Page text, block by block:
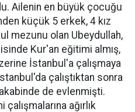
Ailenin en büyük çocuğu
küçük 5 erkek, 4 kız
mezunu olan Ubeydullah,
Kur'an eğitimi almış,
İstanbul'a çalışmaya
çalıştıktan sonra
de evlenmişti.
ağırlık